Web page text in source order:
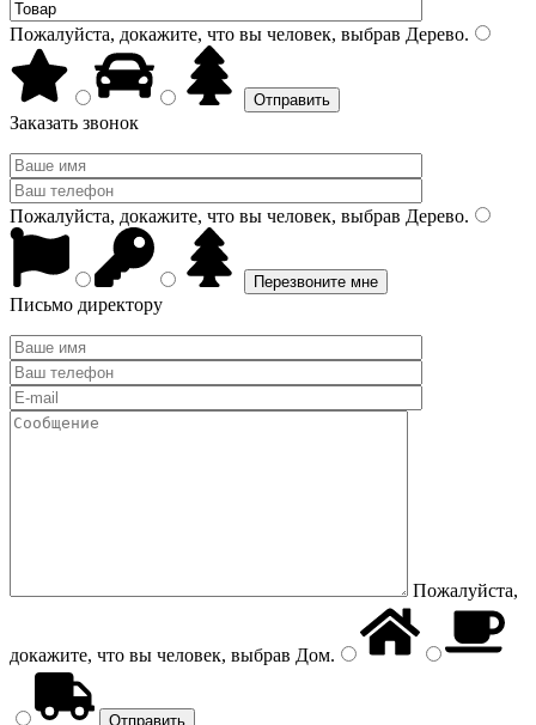
Пожалуйста, докажите, что вы человек, выбрав Дерево.
Заказать звонок
Пожалуйста, докажите, что вы человек, выбрав Дерево.
Письмо директору
Пожалуйста,
докажите, что вы человек, выбрав Дом.